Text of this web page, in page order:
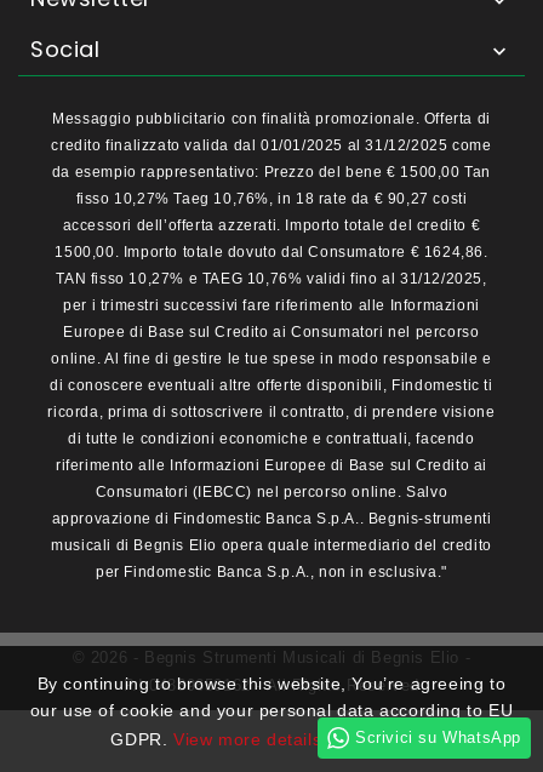
Social 
By continuing to browse this website, You’re agreeing to
our use of cookie and your personal data according to EU
GDPR. View more details I ACCEPT
Messaggio pubblicitario con finalità promozionale. Offerta di
credito finalizzato valida dal 01/01/2025 al 31/12/2025 come
da esempio rappresentativo: Prezzo del bene € 1500,00 Tan
fisso 10,27% Taeg 10,76%, in 18 rate da € 90,27 costi
accessori dell’offerta azzerati. Importo totale del credito €
1500,00. Importo totale dovuto dal Consumatore € 1624,86.
TAN fisso 10,27% e TAEG 10,76% validi fino al 31/12/2025,
per i trimestri successivi fare riferimento alle Informazioni
Europee di Base sul Credito ai Consumatori nel percorso
online. Al fine di gestire le tue spese in modo responsabile e
di conoscere eventuali altre offerte disponibili, Findomestic ti
ricorda, prima di sottoscrivere il contratto, di prendere visione
di tutte le condizioni economiche e contrattuali, facendo
riferimento alle Informazioni Europee di Base sul Credito ai
Consumatori (IEBCC) nel percorso online. Salvo
approvazione di Findomestic Banca S.p.A.. Begnis-strumenti
musicali di Begnis Elio opera quale intermediario del credito
per Findomestic Banca S.p.A., non in esclusiva."
© 2026 - Begnis Strumenti Musicali di Begnis Elio -
P.I.04339650162 - All Rights Reserved
Scrivici su WhatsApp